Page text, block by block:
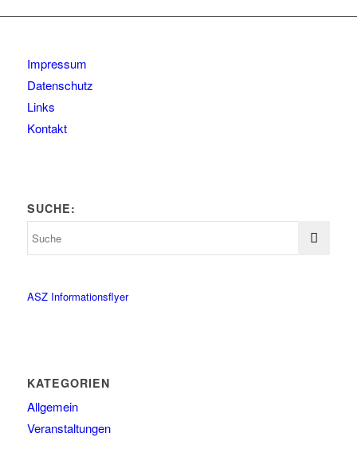
Impressum
Datenschutz
Links
Kontakt
SUCHE:
ASZ Informationsflyer
KATEGORIEN
Allgemein
Veranstaltungen